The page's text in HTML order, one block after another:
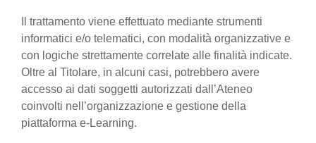
Il trattamento viene effettuato mediante strumenti
informatici e/o telematici, con modalità organizzative e
con logiche strettamente correlate alle finalità indicate.
Oltre al Titolare, in alcuni casi, potrebbero avere
accesso ai dati soggetti autorizzati dall’Ateneo
coinvolti nell’organizzazione e gestione della
piattaforma e-Learning.